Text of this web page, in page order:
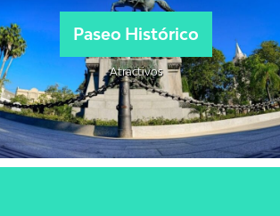
Paseo Histórico
Atractivos